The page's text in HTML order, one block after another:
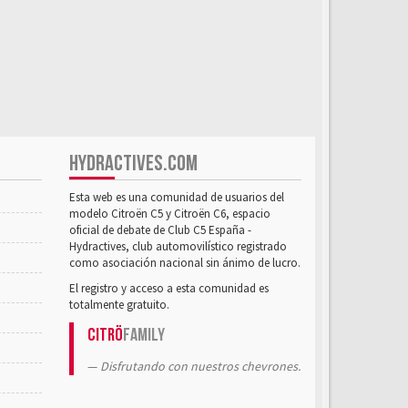
HYDRACTIVES.COM
Esta web es una comunidad de usuarios del
modelo Citroën C5 y Citroën C6, espacio
oficial de debate de Club C5 España -
Hydractives, club automovilístico registrado
como asociación nacional sin ánimo de lucro.
El registro y acceso a esta comunidad es
totalmente gratuito.
CitröFamily
Disfrutando con nuestros chevrones.